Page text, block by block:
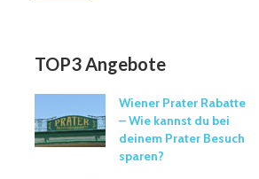
TOP3 Angebote
Wiener Prater Rabatte
– Wie kannst du bei
deinem Prater Besuch
sparen?